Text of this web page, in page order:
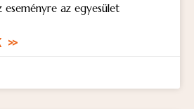
eseményre az egyesület
»